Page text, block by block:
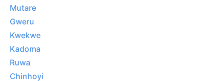
Mutare
Gweru
Kwekwe
Kadoma
Ruwa
Chinhoyi